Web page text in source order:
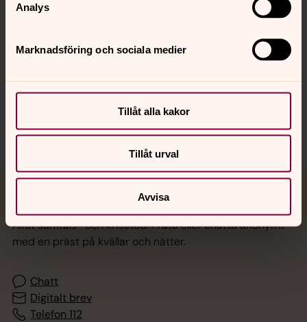
Analys
Marknadsföring och sociala medier
Tillåt alla kakor
Tillåt urval
Avvisa
Sociala kanaler
Jourhavande präst
Akut samtals- och krisstöd. Prata eller chatta anonymt
med en präst på kvällar och nätter.
Chatt
Digitalt brev
Telefon 112